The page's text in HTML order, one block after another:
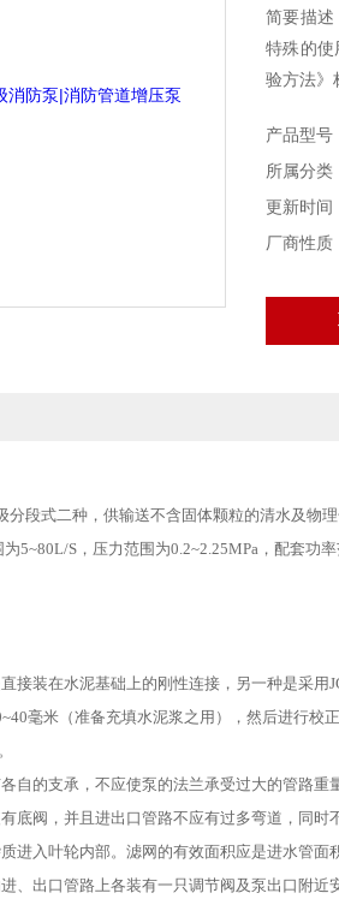
简要描述
特殊的使
验方法》
产品型号
所属分类
更新时间
厂商性质
分段式二种，供输送不含固体颗粒的清水及物
5~80L/S，压力范围为0.2~2.25MPa，配套功
接装在水泥基础上的刚性连接，另一种是采用
毫米（准备充填水泥浆之用），然后进行
自的支承，不应使泵的法兰承受过大的管路重
底阀，并且进出口管路不应有过多弯道，同时
进入叶轮内部。滤网的有效面积应是进水管面
、出口管路上各装有一只调节阀及泵出口附